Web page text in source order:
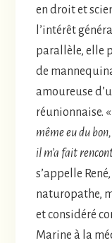
en droit et
l’intérêt
parallèle, elle
de
amoureuse
réunionnaise. «
même eu du
il m’a fait
s’appelle René,
naturopathe,
et considéré
Marine à la